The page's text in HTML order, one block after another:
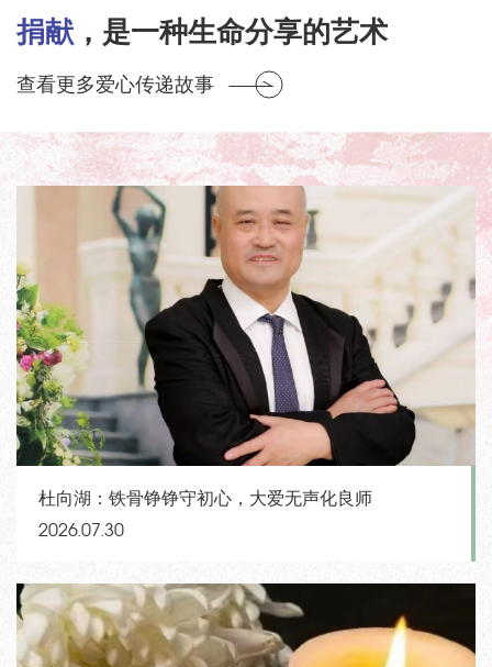
捐献 ，是一种生命分享的艺术
查看更多爱心传递故事
杜向湖：铁骨铮铮守初心，大爱无声化良师
2026.07.30